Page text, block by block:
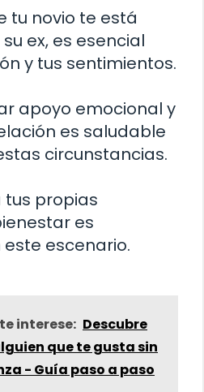
tu novio te está
ex, es esencial
y tus sentimientos.
apoyo emocional y
es saludable
circunstancias.
tus propias
es
escenario.
interese: Descubre
que te gusta sin
- Guía paso a paso